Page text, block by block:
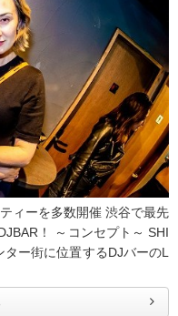
ィーを多数開催 渋谷で最先
！ ～コンセプト～ SHI
ー街に位置するDJバーのL